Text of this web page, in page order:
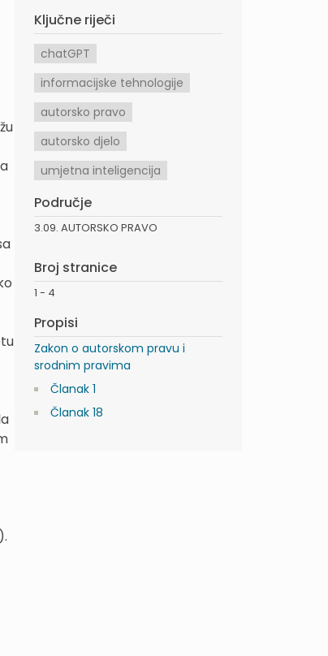
Ključne riječi
chatGPT
informacijske tehnologije
autorsko pravo
autorsko djelo
umjetna inteligencija
Područje
3.09. AUTORSKO PRAVO
Broj stranice
1 - 4
Propisi
Zakon o autorskom pravu i
srodnim pravima
Članak 1
Članak 18